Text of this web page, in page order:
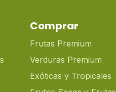
Comprar
Frutas Premium
Verduras Premium
Exóticas y Tropicales